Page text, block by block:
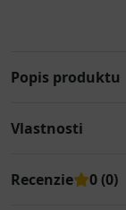
Popis produktu
Vlastnosti
Recenzie 0 (0)